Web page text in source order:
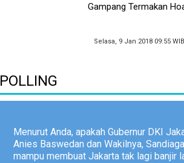
Gampang Termakan
Selasa, 9 Jan 2018 09:55 WIB
POLLING
Menurut Anda, apakah Gubernur DKI
Anies Baswedan dan Wakilnya,
mampu membuat Jakarta tak lagi banjir